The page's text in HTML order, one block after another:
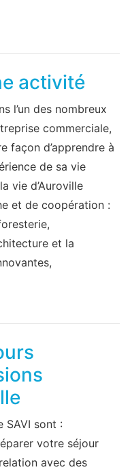
activité
l’un des nombreux
commerciale,
façon d’apprendre à
de sa vie
vie d’Auroville
et de coopération :
et la
SAVI sont :
votre séjour
avec des